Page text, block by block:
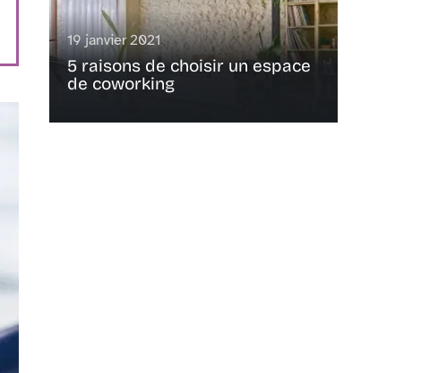
19 janvier 2021
5 raisons de choisir un espace
de coworking